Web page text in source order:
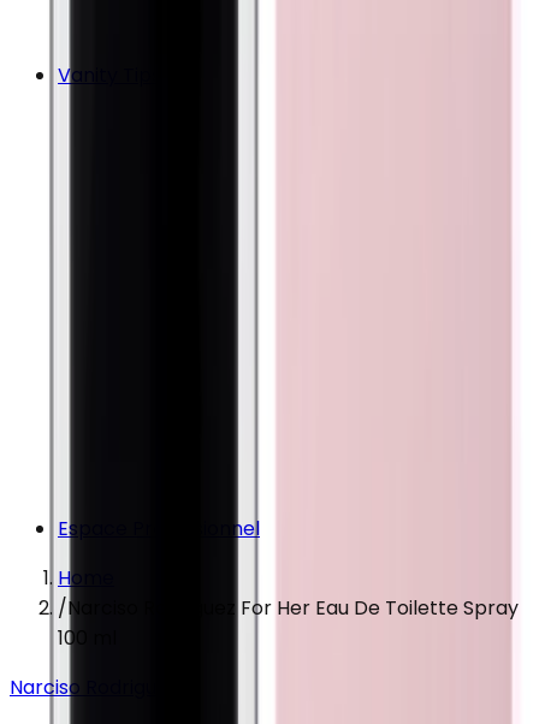
Vanity Tips
Espace Professionnel
Home
/Narciso Rodriguez For Her Eau De Toilette Spray
100 ml
Narciso Rodriguez